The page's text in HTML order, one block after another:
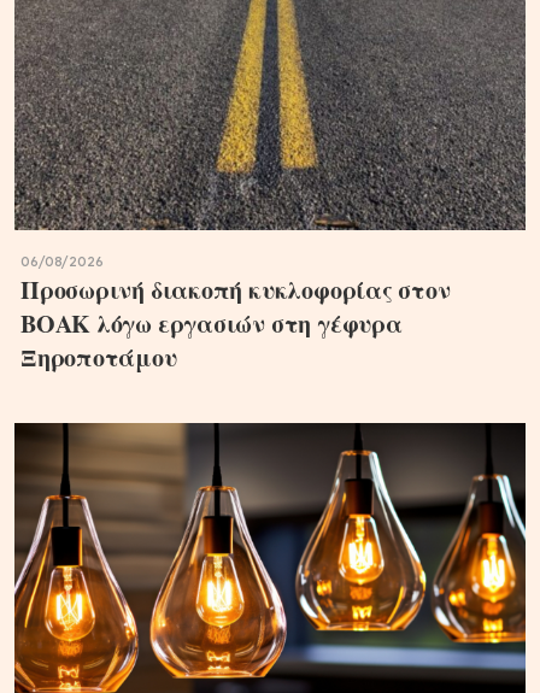
06/08/2026
Προσωρινή διακοπή κυκλοφορίας στον
ΒΟΑΚ λόγω εργασιών στη γέφυρα
Ξηροποτάμου